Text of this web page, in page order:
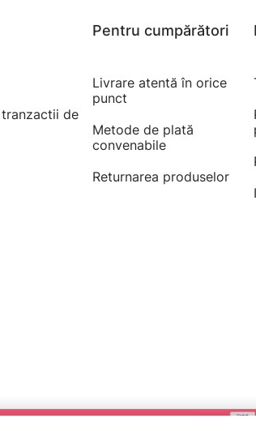
de
Pentru cumpărători
Livrare atentă în orice
punct
Metode de plată
convenabile
Returnarea produselor